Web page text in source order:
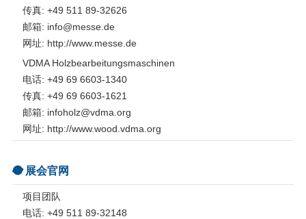
传真: +49 511 89-32626
邮箱: info@messe.de
网址: http://www.messe.de
VDMA Holzbearbeitungsmaschinen
电话: +49 69 6603-1340
传真: +49 69 6603-1621
邮箱: infoholz@vdma.org
网址: http://www.wood.vdma.org
展会官网
项目团队
电话: +49 511 89-32148